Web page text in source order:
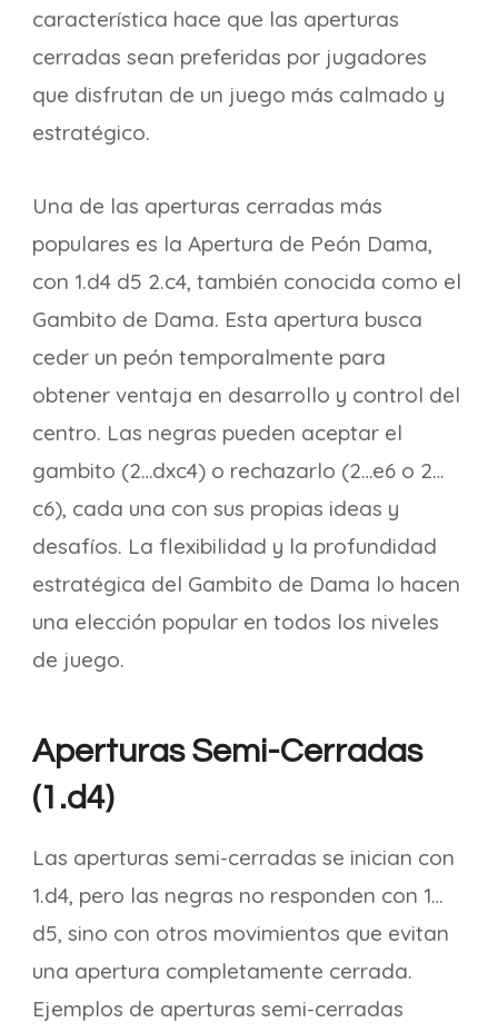
característica hace que las aperturas
cerradas sean preferidas por jugadores
que disfrutan de un juego más calmado y
estratégico.
Una de las aperturas cerradas más
populares es la Apertura de Peón Dama,
con 1.d4 d5 2.c4, también conocida como el
Gambito de Dama. Esta apertura busca
ceder un peón temporalmente para
obtener ventaja en desarrollo y control del
centro. Las negras pueden aceptar el
gambito (2…dxc4) o rechazarlo (2…e6 o 2…
c6), cada una con sus propias ideas y
desafíos. La flexibilidad y la profundidad
estratégica del Gambito de Dama lo hacen
una elección popular en todos los niveles
de juego.
Aperturas Semi-Cerradas
(1.d4)
Las aperturas semi-cerradas se inician con
1.d4, pero las negras no responden con 1…
d5, sino con otros movimientos que evitan
una apertura completamente cerrada.
Ejemplos de aperturas semi-cerradas